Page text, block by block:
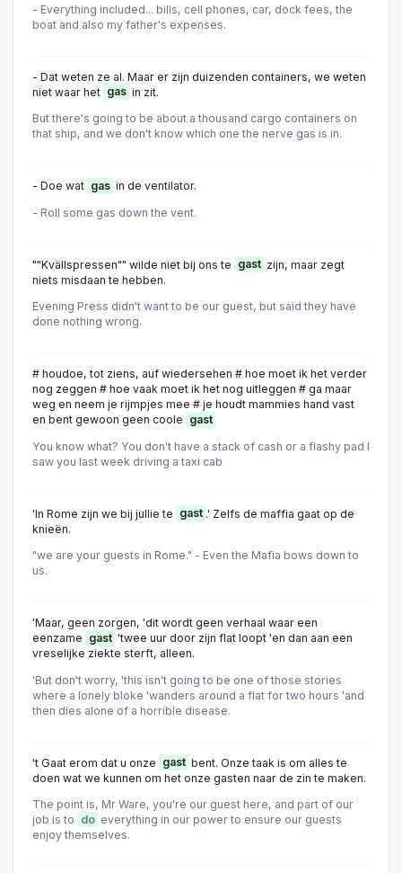
- Everything included... bills, cell phones, car, dock fees, the
boat and also my father's expenses.
- Dat weten ze al. Maar er zijn duizenden containers, we weten
niet waar het gas in zit.
But there's going to be about a thousand cargo containers on
that ship, and we don't know which one the nerve gas is in.
- Doe wat gas in de ventilator.
- Roll some gas down the vent.
""Kvällspressen"" wilde niet bij ons te gast zijn, maar zegt
niets misdaan te hebben.
Evening Press didn't want to be our guest, but said they have
done nothing wrong.
# houdoe, tot ziens, auf wiedersehen # hoe moet ik het verder
nog zeggen # hoe vaak moet ik het nog uitleggen # ga maar
weg en neem je rijmpjes mee # je houdt mammies hand vast
en bent gewoon geen coole gast
You know what? You don't have a stack of cash or a flashy pad I
saw you last week driving a taxi cab
'In Rome zijn we bij jullie te gast .' Zelfs de maffia gaat op de
knieën.
"we are your guests in Rome." - Even the Mafia bows down to
us.
'Maar, geen zorgen, 'dit wordt geen verhaal waar een
eenzame gast 'twee uur door zijn flat loopt 'en dan aan een
vreselijke ziekte sterft, alleen.
'But don't worry, 'this isn't going to be one of those stories
where a lonely bloke 'wanders around a flat for two hours 'and
then dies alone of a horrible disease.
't Gaat erom dat u onze gast bent. Onze taak is om alles te
doen wat we kunnen om het onze gasten naar de zin te maken.
The point is, Mr Ware, you're our guest here, and part of our
job is to do everything in our power to ensure our guests
enjoy themselves.